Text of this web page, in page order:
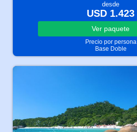
desde
USD 1.423
Ver paquete
Precio por persona
Base Doble